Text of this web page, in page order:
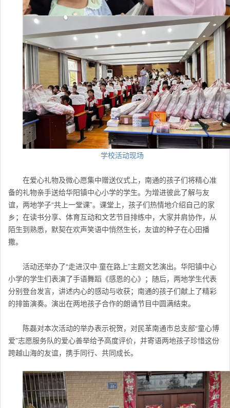
学校活动现场
在爱心礼物及微心愿集中赠送仪式上，南通的孩子们将精心准
备的礼物亲手送给华阳镇中心小学的学生。为增进彼此了解与友
谊，两地学子“共上一堂课”。课堂上，孩子们热情地介绍自己的家
乡；在读书分享、体育互动和文艺节目排练中，大家并肩协作，从
陌生到熟悉，默契在欢声笑语中悄然生长，友谊的种子在心田播
撒。
活动还举办了“走进汉中·童在路上”主题文艺演出。华阳镇中心
小学的学生们表演了手语舞蹈《感恩的心》；随后，两地学生代表
分别登台发言，讲述内心的感动与收获；南通的孩子们献上了精彩
的排笛演奏。演出在两地孩子合作的朗诵节目中圆满结束。
陈磊对本次活动的举办表示祝贺，对民革南通市总支部“童心博
爱”志愿服务队的爱心善举给予高度评价，并寄语两地孩子珍惜这份
跨越山海的友谊，携手同行、共同成长。